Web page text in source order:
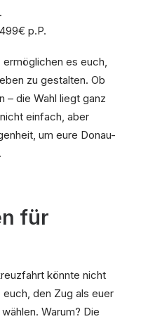
p.P.
es euch,
zu gestalten. Ob
– die Wahl liegt ganz
einfach, aber
um eure Donau-
für
könnte nicht
den Zug als euer
Warum? Die